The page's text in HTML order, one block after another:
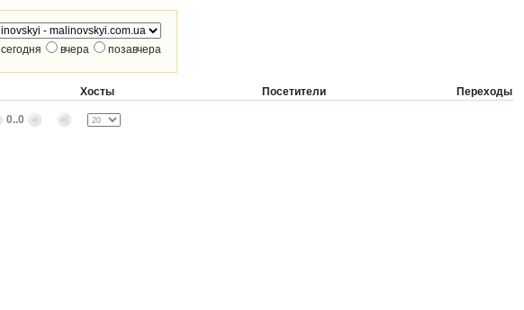
сегодня вчера позавчера
Хосты Посетители Переходы
0..0